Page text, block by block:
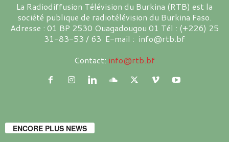
La Radiodiffusion Télévision du Burkina (RTB) est la
société publique de radiotélévision du Burkina Faso.
Adresse : 01 BP 2530 Ouagadougou 01 Tél : (+226) 25
31-83-53 / 63 E-mail : info@rtb.bf
Contact: info@rtb.bf
ENCORE PLUS NEWS